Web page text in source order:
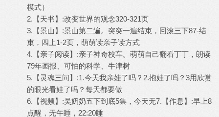
模式）
2.【天书】:改变世界的观念320-321页
3.【景山】:景山第二遍。突突一遍结束，回滚三下87-结
束，四上1-2页，萌萌读亲子读方式
4.【亲子阅读】:亲子神奇校车。萌萌自己翻看丁丁，朗读
79年画报、可怕的科学、牛津树
5.【灵魂三问】:1.今天我亲娃了吗？2.抱娃了吗？3用欣赏
的眼光看娃了吗？每天都要做
6.【视频】:吴奶奶五下到底5集，今天无7.【作息】:早上8
点醒，无午睡，22:20睡